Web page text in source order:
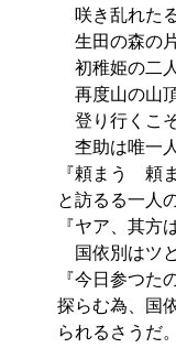
咲き乱れた
生田の森の
初稚姫の二
再度山の山
登り行くこ
杢助は唯一
『頼まう 頼ま
と訪るる一人
『ヤア、其方
国依別はツ
『今日参つ
探らむ為、国
られるさうだ